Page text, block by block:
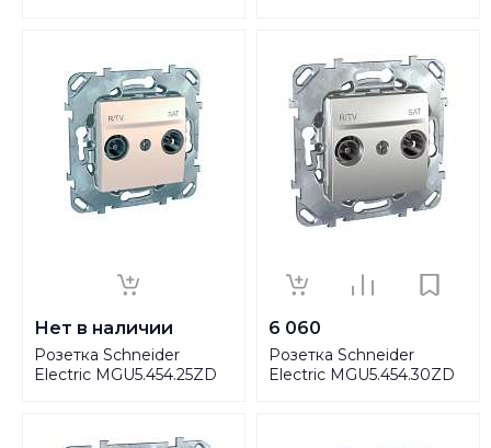
Нет в наличии
Розетка Schneider
Electric MGU5.454.25ZD
6 060
Розетка Schneider
Electric MGU5.454.30ZD